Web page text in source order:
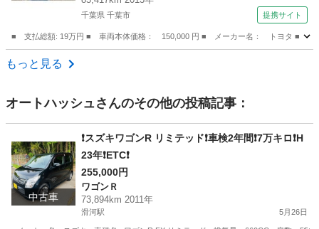
千葉県 千葉市 提携サイト
■ 支払総額: 19万円 ■ 車両本体価格： 150,000 円 ■ メーカー名： トヨタ ■
千葉 千葉市
もっと見る
オートハッシュさんのその他の投稿記事：
中古車
❗️スズキワゴンR リミテッド❗️車検2年間❗️7万キロ❗️H
23年❗️ETC❗️
255,000円
ワゴンＲ
73,894km 2011年
滑河駅 5月26日